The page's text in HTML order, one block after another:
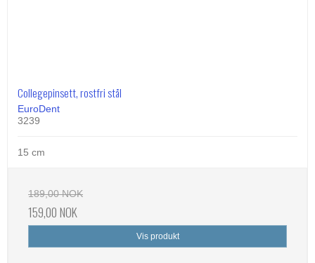
Collegepinsett, rostfri stål
EuroDent
3239
15 cm
189,00 NOK
159,00 NOK
Vis produkt